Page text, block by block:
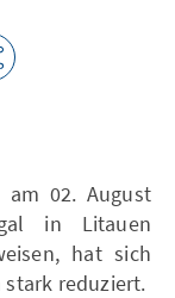
am 02. August
in Litauen
hat sich
reduziert.